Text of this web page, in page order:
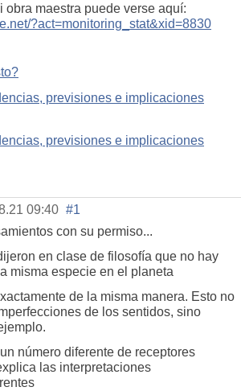
obra maestra puede verse aquí:
?act=monitoring_stat&xid=8830
previsiones e implicaciones
previsiones e implicaciones
09:40 #1
con su permiso...
en clase de filosofía que no hay
misma especie en el planeta
de la misma manera. Esto no
de los sentidos, sino
número diferente de receptores
las interpretaciones